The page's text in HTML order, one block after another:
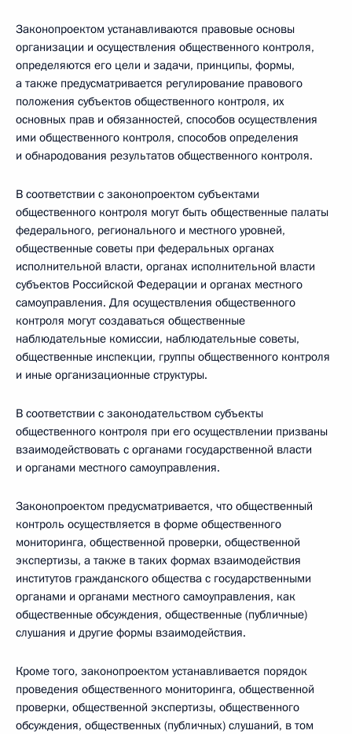
Законопроектом устанавливаются правовые основы
организации и осуществления общественного контроля,
определяются его цели и задачи, принципы, формы,
а также предусматривается регулирование правового
положения субъектов общественного контроля, их
основных прав и обязанностей, способов осуществления
ими общественного контроля, способов определения
и обнародования результатов общественного контроля.
В соответствии с законопроектом субъектами
общественного контроля могут быть общественные палаты
федерального, регионального и местного уровней,
общественные советы при федеральных органах
исполнительной власти, органах исполнительной власти
субъектов Российской Федерации и органах местного
самоуправления. Для осуществления общественного
контроля могут создаваться общественные
наблюдательные комиссии, наблюдательные советы,
общественные инспекции, группы общественного контроля
и иные организационные структуры.
В соответствии с законодательством субъекты
общественного контроля при его осуществлении призваны
взаимодействовать с органами государственной власти
и органами местного самоуправления.
Законопроектом предусматривается, что общественный
контроль осуществляется в форме общественного
мониторинга, общественной проверки, общественной
экспертизы, а также в таких формах взаимодействия
институтов гражданского общества с государственными
органами и органами местного самоуправления, как
общественные обсуждения, общественные (публичные)
слушания и другие формы взаимодействия.
Кроме того, законопроектом устанавливается порядок
проведения общественного мониторинга, общественной
проверки, общественной экспертизы, общественного
обсуждения, общественных (публичных) слушаний, в том